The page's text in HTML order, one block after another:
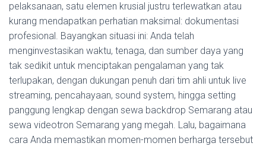
pelaksanaan, satu elemen krusial justru terlewatkan atau
kurang mendapatkan perhatian maksimal: dokumentasi
profesional. Bayangkan situasi ini: Anda telah
menginvestasikan waktu, tenaga, dan sumber daya yang
tak sedikit untuk menciptakan pengalaman yang tak
terlupakan, dengan dukungan penuh dari tim ahli untuk live
streaming, pencahayaan, sound system, hingga setting
panggung lengkap dengan sewa backdrop Semarang atau
sewa videotron Semarang yang megah. Lalu, bagaimana
cara Anda memastikan momen-momen berharga tersebut